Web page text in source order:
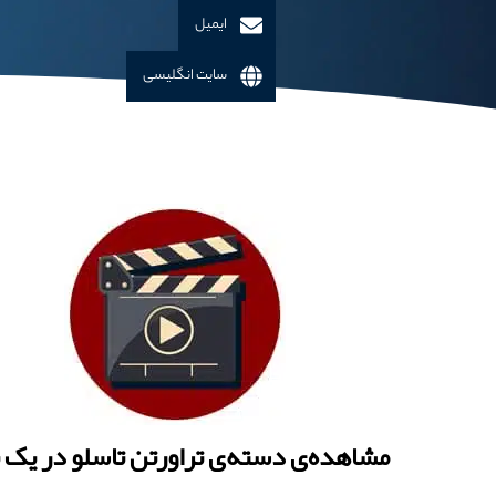
مشاهده‌ی دسته‌ی تراورتن تاسلو در یک
ایمیل
سایت انگلیسی